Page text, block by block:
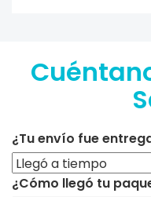
¿Tu envío fue
¿Cómo llegó tu